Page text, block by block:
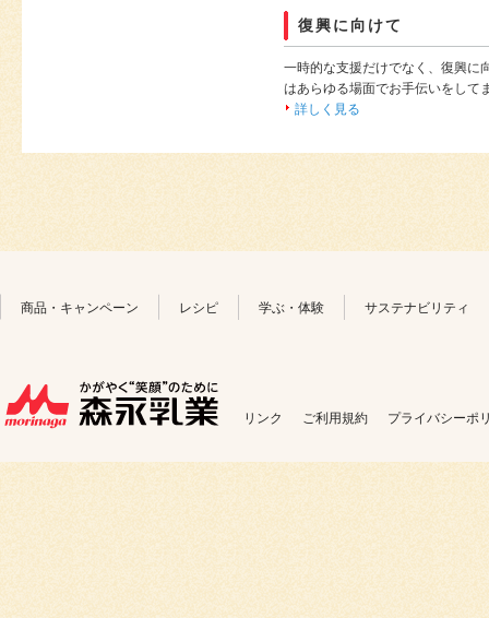
復興に向けて
一時的な支援だけでなく、復興に
はあらゆる場面でお手伝いをして
詳しく見る
商品・キャンペーン レシピ 学ぶ・体験 サステナビリティ
リンク ご利用規約 プライバシーポ